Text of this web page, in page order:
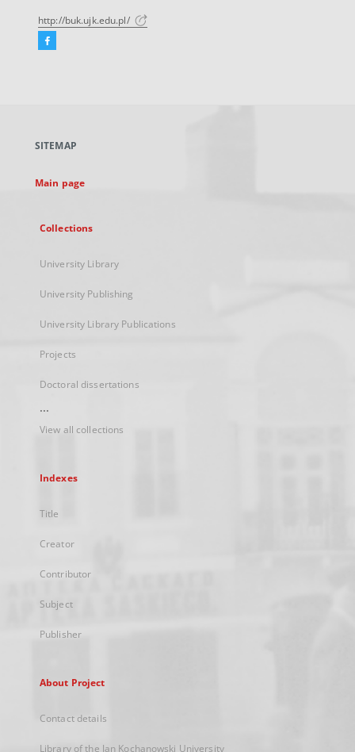
http://buk.ujk.edu.pl/
Facebook
new
SITEMAP
Main page
Collections
University Library
University Publishing
University Library Publications
Projects
Doctoral dissertations
...
View all collections
Indexes
Title
Creator
Contributor
Subject
Publisher
About Project
Contact details
Library of the Jan Kochanowski University